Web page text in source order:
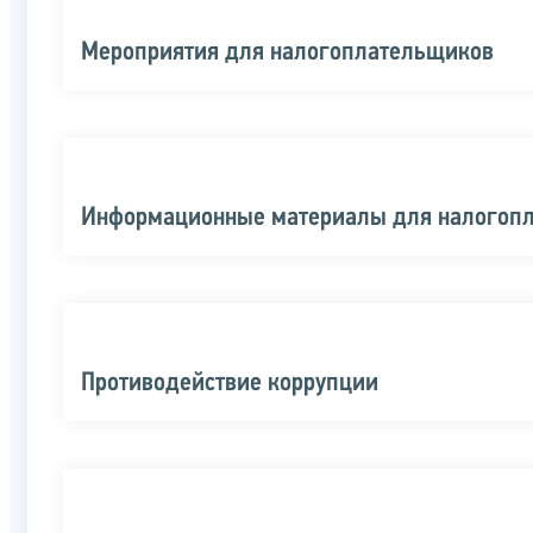
Мероприятия для налогоплательщиков
Информационные материалы для
Противодействие коррупции